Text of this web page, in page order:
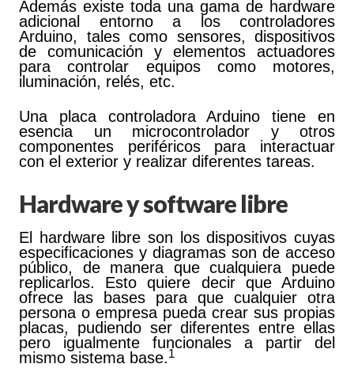
Además existe toda una gama de hardware
adicional entorno a los controladores
Arduino, tales como sensores, dispositivos
de comunicación y elementos actuadores
para controlar equipos como motores,
iluminación, relés, etc.
Una placa controladora Arduino tiene en
esencia un microcontrolador y otros
componentes periféricos para interactuar
con el exterior y realizar diferentes tareas.
Hardware y software libre
El hardware libre son los dispositivos cuyas
especificaciones y diagramas son de acceso
público, de manera que cualquiera puede
replicarlos. Esto quiere decir que Arduino
ofrece las bases para que cualquier otra
persona o empresa pueda crear sus propias
placas, pudiendo ser diferentes entre ellas
pero igualmente funcionales a partir del
mismo sistema base.1